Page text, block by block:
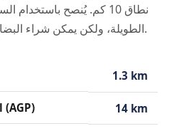
نطاق 10 كم. يُنصح
الطويلة، ولكن يمكن شراء البضائع اليومية بالقرب من المنزل.
1.3 km
(AGP) 14 km